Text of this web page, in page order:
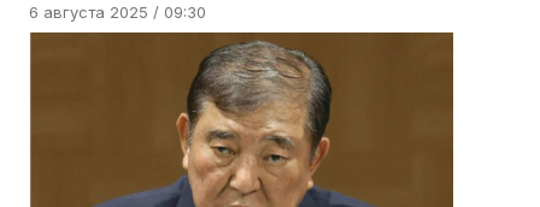
6 августа 2025 / 09:30